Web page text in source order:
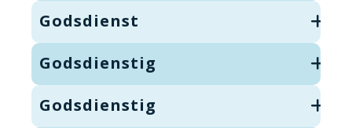
Godsdienst
Godsdienstig
Godsdienstig